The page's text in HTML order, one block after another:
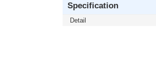
Specification
Detail